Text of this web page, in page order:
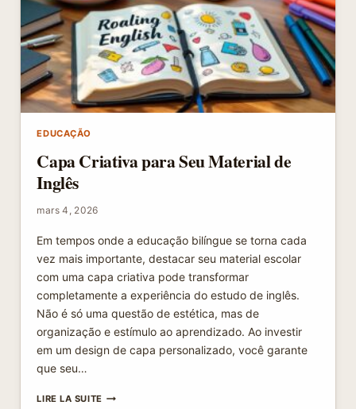
SEUS
OBJETIVOS
EDUCAÇÃO
Capa Criativa para Seu Material de
Inglês
mars 4, 2026
Em tempos onde a educação bilíngue se torna cada
vez mais importante, destacar seu material escolar
com uma capa criativa pode transformar
completamente a experiência do estudo de inglês.
Não é só uma questão de estética, mas de
organização e estímulo ao aprendizado. Ao investir
em um design de capa personalizado, você garante
que seu…
LIRE LA SUITECAPA